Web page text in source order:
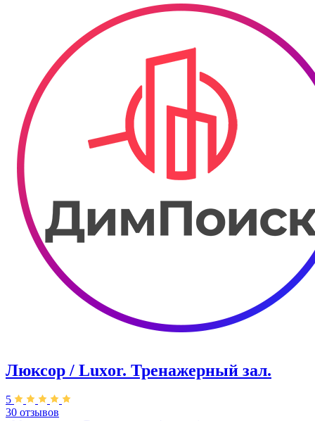
Люксор / Luxor. Тренажерный зал.
5
30 отзывов